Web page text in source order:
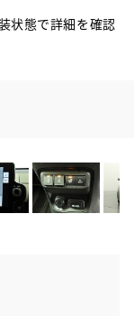
状態で詳細を確認